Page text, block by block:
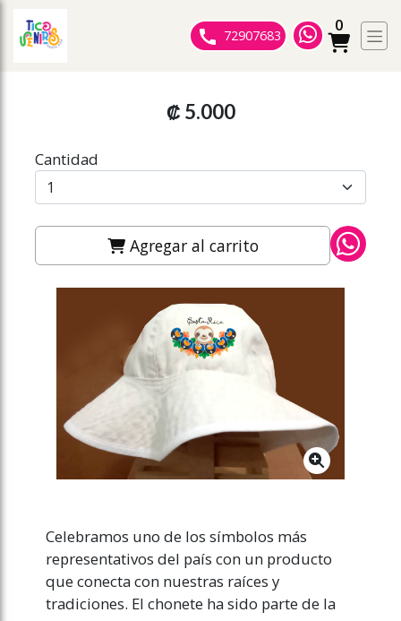
slideout menu. 72907683
0
₡ 5.000
Cantidad
Agregar al carrito
Celebramos uno de los símbolos más
representativos del país con un producto
que conecta con nuestras raíces y
tradiciones. El chonete ha sido parte de la